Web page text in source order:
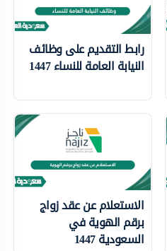
رابط التقديم على وظائف
النيابة العامة للنساء 1447
الاستعلام عن عقد زواج
برقم الهوية في
السعودية 1447